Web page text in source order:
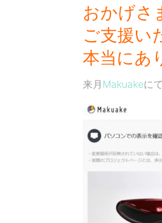
おかげさ
ご支援い
本当にあ
来月 Makuakeに